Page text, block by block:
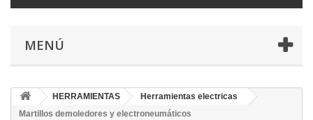
MENÚ
HERRAMIENTAS
Herramientas electricas
Martillos demoledores y electroneumáticos